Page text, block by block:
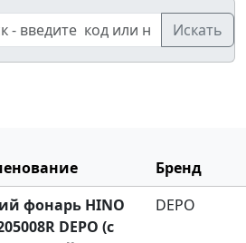
[0]
[6]
[6]
[1]
[608]
[21]
Искать
Бренд
фонарь HINO
DEPO (с
DEPO